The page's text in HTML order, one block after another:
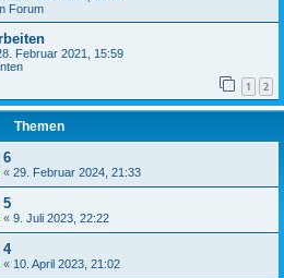
Forum
Februar 2021, 15:59
1 2
Themen
6
« 29. Februar 2024, 21:33
5
« 9. Juli 2023, 22:22
4
« 10. April 2023, 21:02